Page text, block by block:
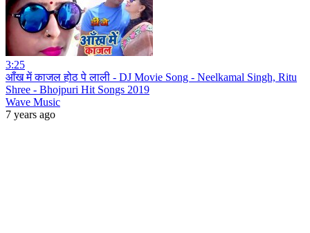
3:25
आँख में काजल होठ पे लाली - DJ Movie Song - Neelkamal Singh, Ritu
Shree - Bhojpuri Hit Songs 2019
Wave Music
7 years ago